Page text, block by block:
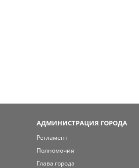
АДМИНИСТРАЦИЯ ГОРОДА
Регламент
Полномочия
Глава города